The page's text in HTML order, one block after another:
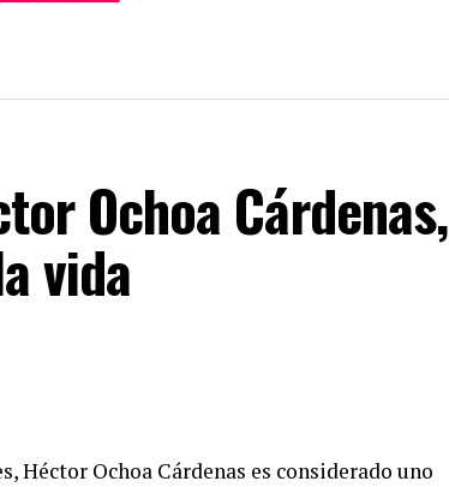
Ochoa Cárdenas,
vida
Héctor Ochoa Cárdenas es considerado uno